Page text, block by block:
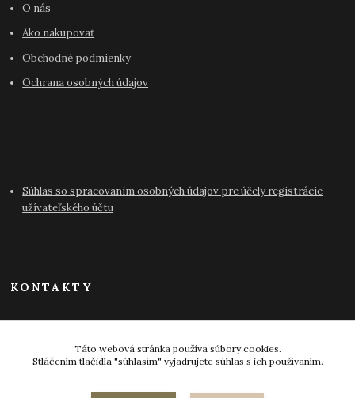
O nás
Ako nakupovať
Obchodné podmienky
Ochrana osobných údajov
Súhlas so spracovaním osobných údajov pre účely registrácie
užívateľského účtu
KONTAKTY
Táto webová stránka používa súbory cookies.
Stláčením tlačidla "súhlasím" vyjadrujete súhlas s ich používaním.